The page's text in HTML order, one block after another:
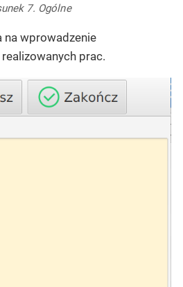
7. Ogólne
na wprowadzenie
prac.